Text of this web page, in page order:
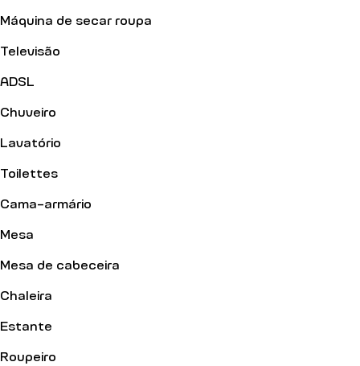
Máquina de secar roupa
Televisão
ADSL
Chuveiro
Lavatório
Toilettes
Cama-armário
Mesa
Mesa de cabeceira
Chaleira
Estante
Roupeiro